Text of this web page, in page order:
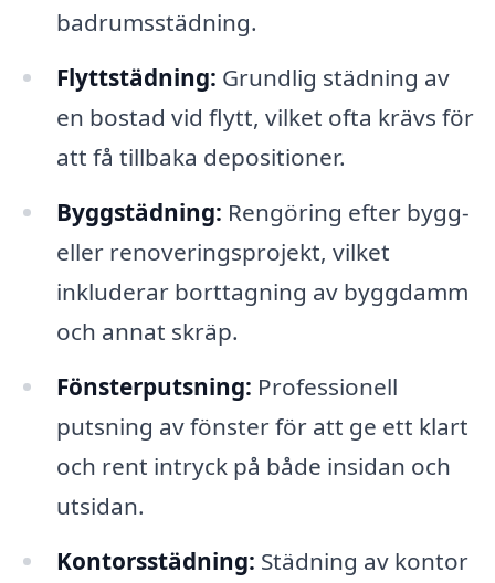
badrumsstädning.
Flyttstädning: Grundlig städning av
en bostad vid flytt, vilket ofta krävs för
att få tillbaka depositioner.
Byggstädning: Rengöring efter bygg-
eller renoveringsprojekt, vilket
inkluderar borttagning av byggdamm
och annat skräp.
Fönsterputsning: Professionell
putsning av fönster för att ge ett klart
och rent intryck på både insidan och
utsidan.
Kontorsstädning: Städning av kontor